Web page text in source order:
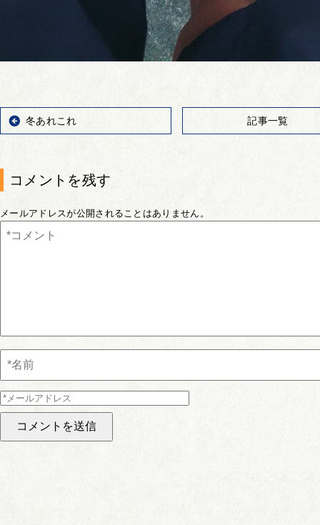
冬あれこれ 記事一覧
コメントを残す
メールアドレスが公開されることはありません。